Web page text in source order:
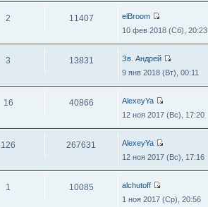
2 11407
elBroom
10 фев 2018 (Сб), 20:23
3 13831
Зв. Андрей
9 янв 2018 (Вт), 00:11
16 40866
AlexeyYa
12 ноя 2017 (Вс), 17:20
126 267631
AlexeyYa
12 ноя 2017 (Вс), 17:16
1 10085
alchutoff
1 ноя 2017 (Ср), 20:56